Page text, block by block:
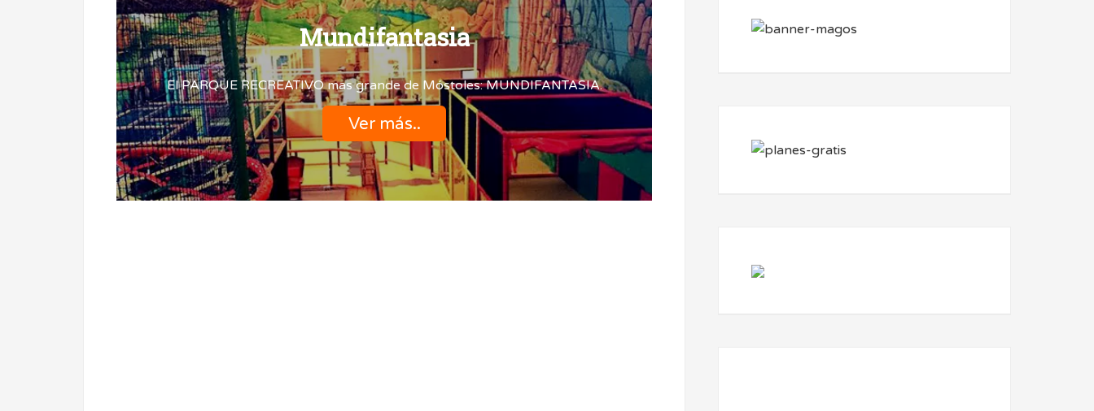
Mundifantasia
El PARQUE RECREATIVO mas grande de Móstoles: MUNDIFANTASIA.
Ver más..